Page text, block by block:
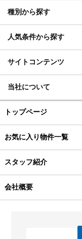
種別から探す
人気条件から探す
サイトコンテンツ
当社について
トップページ
お気に入り物件一覧
スタッフ紹介
会社概要